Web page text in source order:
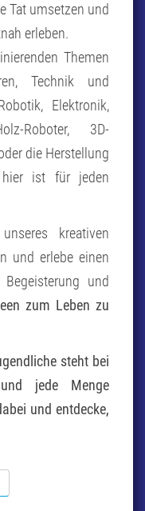
Tat umsetzen und
erleben.
Themen
Technik und
Elektronik,
Roboter, 3D-
die Herstellung
hier ist für jeden
kreativen
und erlebe einen
und
zum Leben zu
steht bei
jede Menge
und entdecke,